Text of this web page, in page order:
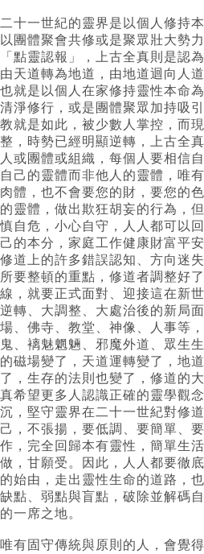
二十一世紀的靈界是以個人修持
以團體聚會共修或是聚眾壯大勢
「點靈認報」，上古全真則是認
由天道轉為地道，由地道迴向人
也就是以個人在家修持靈性本命
清淨修行，或是團體聚眾加持吸
教就是如此，被少數人掌控，而
整，時勢已經明顯逆轉，上古全
人或團體或組織，每個人要相信
自己的靈體而非他人的靈體，唯
肉體，也不會要您的財，要您的
的靈體，做出欺狂胡妄的行為，
慎自危，小心自守，人人都可以
己的本分，家庭工作健康財富平安
修道上的許多錯誤認知、方向迷
所要整頓的重點，修道者調整好
線，就要正式面對、迎接這在新
逆轉、大調整、大處治後的新局
場、佛寺、教堂、神像、人事等
鬼、褵魅魍魎、邪魔外道、眾生
的磁場變了，天道運轉變了，地
了，生存的法則也變了，修道的
真希望更多人認識正確的靈學觀
沉，堅守靈界在二十一世紀對修
己，不張揚，要低調、要簡單、
作，完全回歸本有靈性，簡單生
做，甘願受。因此，人人都要徹
的始由，走出靈性生命的道路，
缺點、弱點與盲點，破除並解碼
的一席之地。
唯有固守傳統與原則的人，會覺